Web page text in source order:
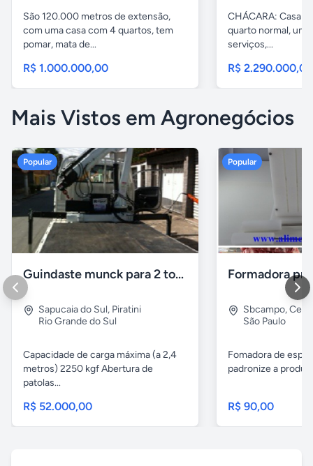
São 120.000 metros de extensão,
com uma casa com 4 quartos, tem
pomar, mata de...
R$ 1.000.000,00
CHÁCARA: Casa
quarto normal,
serviços,...
R$ 2.290.000,00
Mais Vistos em Agronegócios
Popular
Guindaste munck para 2 toneladas
Sapucaia do Sul, Piratini
Rio Grande do Sul
Capacidade de carga máxima (a 2,4
metros) 2250 kgf Abertura de
patolas...
R$ 52.000,00
Popular
Sbcampo,
São Paulo
Fomadora de
padronize a
R$ 90,00